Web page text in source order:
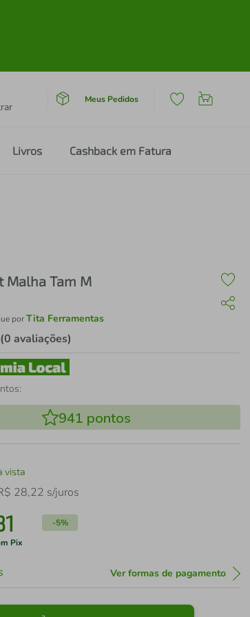
Meus Pedidos
Livros Cashback em Fatura
Malha Tam M
porTita Ferramentas
(0 avaliações)
941 pontos
vista
28,22 s/juros
-5%
Pix
Ver formas de pagamento